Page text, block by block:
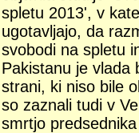
spletu 2013', v
ugotavljajo, da
svobodi na spletu
Pakistanu je vlada
strani, ki niso bile
so zaznali tudi v
smrtjo